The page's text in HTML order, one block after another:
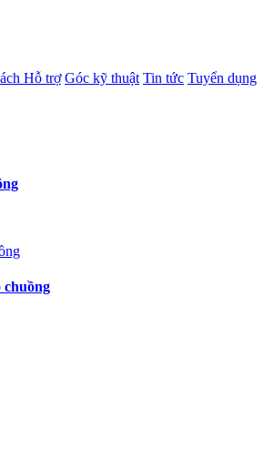
Hỗ trợ Góc kỹ thuật Tin tức Tuyển dụng
chuồng